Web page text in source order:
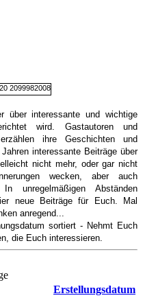
über interessante und wichtige
wird. Gastautoren und
ihre Geschichten und
interessante Beiträge über
nicht mehr, oder gar nicht
wecken, aber auch
unregelmäßigen Abständen
neue Beiträge für Euch. Mal
anregend...
sortiert - Nehmt Euch
die Euch interessieren.
Erstellungsdatum